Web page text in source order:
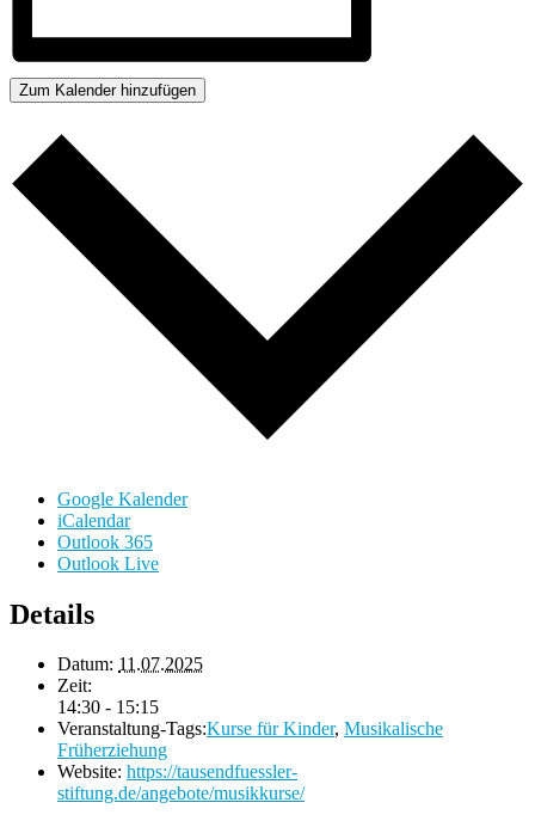
Zum Kalender hinzufügen
Google Kalender
iCalendar
Outlook 365
Outlook Live
Details
Datum: 11.07.2025
Zeit:
14:30 - 15:15
Veranstaltung-Tags:Kurse für Kinder, Musikalische
Früherziehung
Website: https://tausendfuessler-
stiftung.de/angebote/musikkurse/